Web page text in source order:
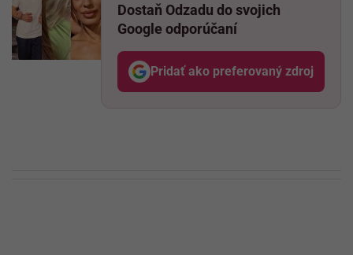
Dostaň Odzadu do svojich
Google odporúčaní
Pridať ako preferovaný zdroj
Odzadu, odkaz sa